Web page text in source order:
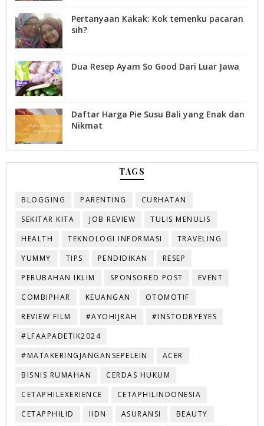
Pertanyaan Kakak: Kok temenku pacaran
sih?
Dua Resep Ayam So Good Dari Luar Jawa
Daftar Harga Pie Susu Bali yang Enak dan
Nikmat
TAGS
BLOGGING PARENTING
CURHATAN
SEKITAR KITA
JOB REVIEW
TULIS MENULIS
HEALTH
TEKNOLOGI INFORMASI
TRAVELING
YUMMY
TIPS PENDIDIKAN
RESEP
PERUBAHAN IKLIM
SPONSORED POST
EVENT
COMBIPHAR
KEUANGAN
OTOMOTIF
REVIEW FILM
#AYOHIJRAH
#INSTODRYEYES
#LFAAPADETIK2024
#MATAKERINGJANGANSEPELEIN
ACER
BISNIS RUMAHAN
CERDAS HUKUM
CETAPHILEXERIENCE
CETAPHILINDONESIA
CETAPPHILID
IIDN ASURANSI
BEAUTY